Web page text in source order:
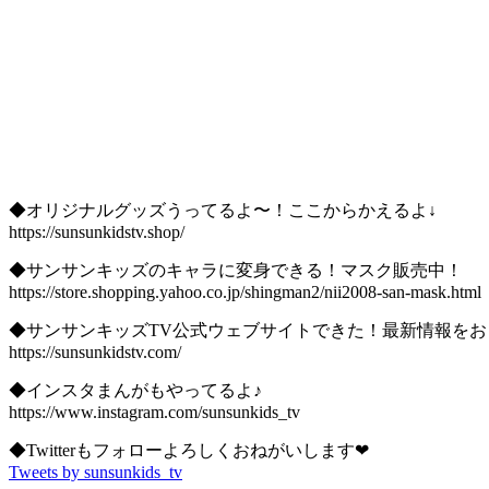
◆オリジナルグッズうってるよ〜！ここからかえるよ↓
https://sunsunkidstv.shop/
◆サンサンキッズのキャラに変身できる！マスク販売中！
https://store.shopping.yahoo.co.jp/shingman2/nii2008-san-mask.html
◆サンサンキッズTV公式ウェブサイトできた！最新情報を
https://sunsunkidstv.com/
◆インスタまんがもやってるよ♪
https://www.instagram.com/sunsunkids_tv
◆Twitterもフォローよろしくおねがいします❤︎
Tweets by sunsunkids_tv